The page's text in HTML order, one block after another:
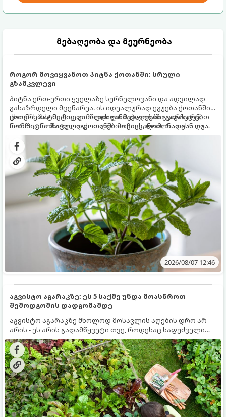
მებაღეობა და მეურნეობა
როგორ მოვიყვანოთ პიტნა ქოთანში: სრული
გზამკვლევი
პიტნა ერთ-ერთი ყველაზე სურნელოვანი და ადვილად
გასაზრდელი მცენარეა. ის იდეალურად ეგუება ქოთანში
ცხოვრებას, მეტიც, გამოცდილი მებაღეები გვირჩევენ,
რომ პიტნა მხოლოდ ქოთანში მოვიყვანოთ, რადგან ღია
გრუნტში (ბაღში) დარგვისას ის ფესვებით ძალიან
სწრაფად ვრცელდება და სხვა მცენარეებს ავიწროებს.
ქოთნის პიტნა მთელი წლის განმავლობაში გაგახარებთ
ნორჩი, არომატული ფოთლებით ჩაის, ლიმონათისა თუ
კერძებისთვის.
2026/08/07 12:46
აგვისტო აგარაკზე: ეს 5 საქმე უნდა მოასწროთ
შემოდგომის დადგომამდე
აგვისტო აგარაკზე მხოლოდ მოსავლის აღების დრო არ
არის - ეს არის გადამწყვეტი თვე, როდესაც საფუძველი
ეყრება მომავალი წლის მოსავალს და ბაღი მზადდება
შემოდგომა-ზამთრის სეზონისთვის. იმისათვის, რომ
ნიადაგმა ენერგია აღიდგინოს, ხოლო მცენარეებმა
ზამთარს გაუძლონ, აგვისტოს ბოლომდე 5
მნიშვნელოვანი საქმის გაკეთება უნდა მოასწროთ: